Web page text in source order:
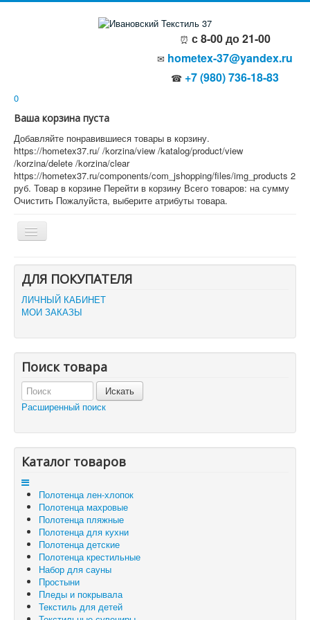
⏰ с 8-00 до 21-00
✉ hometex-37@yandex.ru
☎ +7 (980) 736-18-83
0
Ваша корзина пуста
Добавляйте понравившиеся товары в корзину.
https://hometex37.ru/ /korzina/view /katalog/product/view
/korzina/delete /korzina/clear
https://hometex37.ru/components/com_jshopping/files/img_products 2
руб. Товар в корзине Перейти в корзину Всего товаров: на сумму
Очистить Пожалуйста, выберите атрибуты товара.
Главная
О компании
Политика безопасности
Пользовательское соглашение
Корзина
Отложенные товары
Вы здесь: Главная
ДЛЯ ПОКУПАТЕЛЯ
ЛИЧНЫЙ КАБИНЕТ
МОИ ЗАКАЗЫ
Поиск товара
Расширенный поиск
Каталог товаров
Полотенца лен-хлопок
Полотенца махровые
Полотенца пляжные
Полотенца для кухни
Полотенца детские
Полотенца крестильные
Набор для сауны
Простыни
Пледы и покрывала
Текстиль для детей